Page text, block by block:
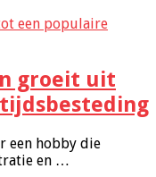
groeit uit
een hobby die
en …